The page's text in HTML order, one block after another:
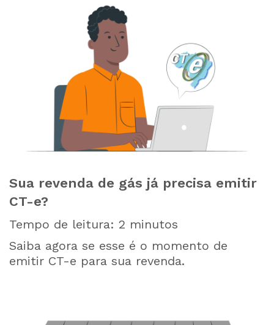
Sua revenda de gás já precisa emitir
CT-e?
Tempo de leitura: 2 minutos
Saiba agora se esse é o momento de
emitir CT-e para sua revenda.